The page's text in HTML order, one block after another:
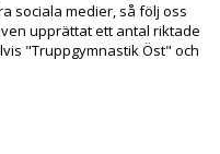
sociala medier, så följ oss
upprättat ett antal riktade
"Truppgymnastik Öst" och